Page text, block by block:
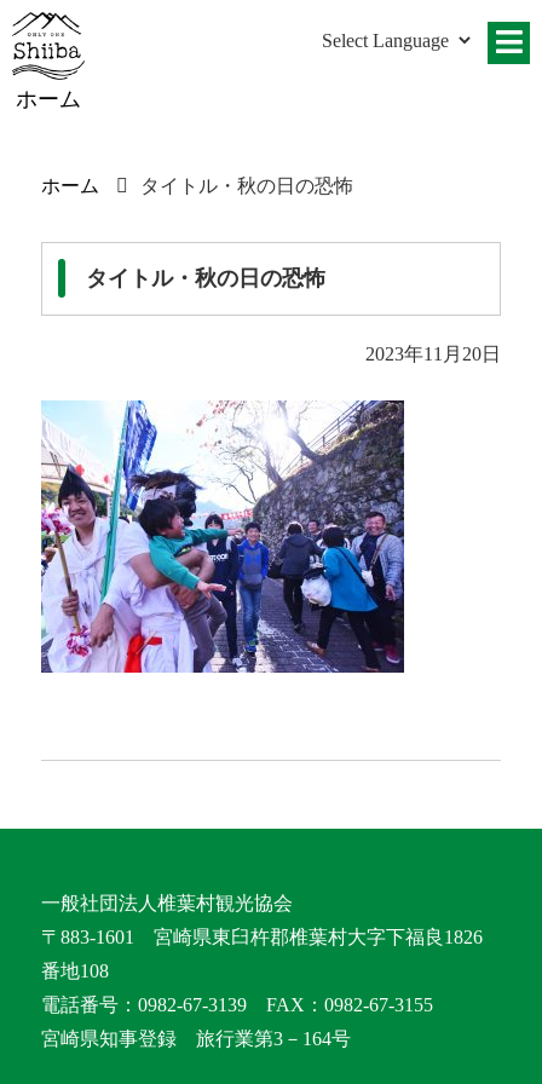
ホーム
ホーム タイトル・秋の日の恐怖
タイトル・秋の日の恐怖
2023年11月20日
一般社団法人椎葉村観光協会
〒883-1601 宮崎県東臼杵郡椎葉村大字下福良1826
番地108
電話番号：0982-67-3139 FAX：0982-67-3155
宮崎県知事登録 旅行業第3－164号